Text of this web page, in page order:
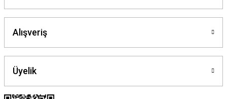
Alışveriş
Üyelik